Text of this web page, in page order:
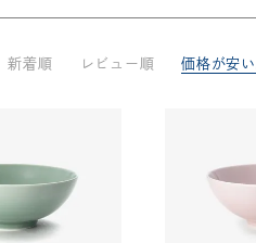
動物モチーフ
33,001円～
新着順 レビュー順 価格が安